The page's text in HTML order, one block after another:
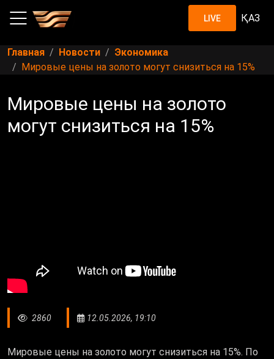
LIVE ҚАЗ
Главная Новости
Экономика
Мировые цены на золото могут снизиться на 15%
Мировые цены на золото
могут снизиться на 15%
2860 12.05.2026, 19:10
Мировые цены на золото могут снизиться на 15%. По